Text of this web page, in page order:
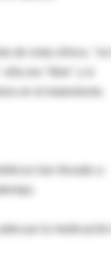
de vista clínico, "no
era "libre" y si
en el tratamiento.
han llevado a
la medicación